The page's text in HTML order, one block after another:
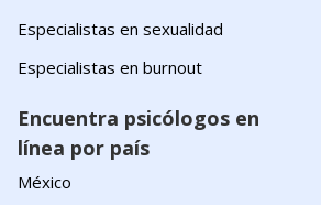
Especialistas en sexualidad
Especialistas en burnout
Encuentra psicólogos en
línea por país
México